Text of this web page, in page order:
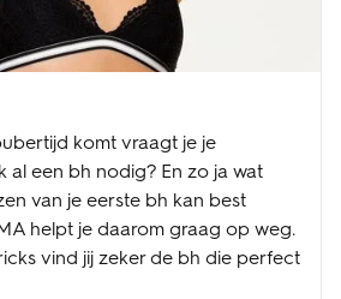
komt vraagt je je
al een bh nodig? En zo ja wat
van je eerste bh kan best
helpt je daarom graag op weg.
vind jij zeker de bh die perfect